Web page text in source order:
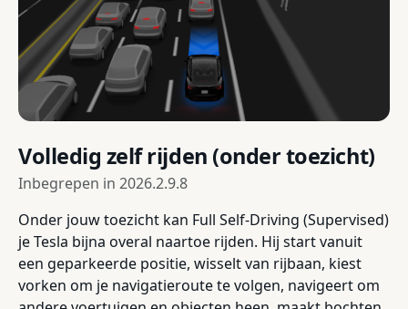
Volledig zelf rijden (onder toezicht)
Inbegrepen in 2026.2.9.8
Onder jouw toezicht kan Full Self-Driving (Supervised)
je Tesla bijna overal naartoe rijden. Hij start vanuit
een geparkeerde positie, wisselt van rijbaan, kiest
vorken om je navigatieroute te volgen, navigeert om